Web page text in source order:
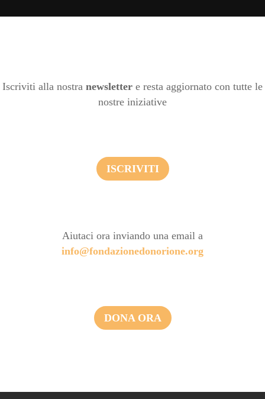
Iscriviti alla nostra newsletter e resta aggiornato con tutte le
nostre iniziative
ISCRIVITI
Aiutaci ora inviando una email a
info@fondazionedonorione.org
DONA ORA